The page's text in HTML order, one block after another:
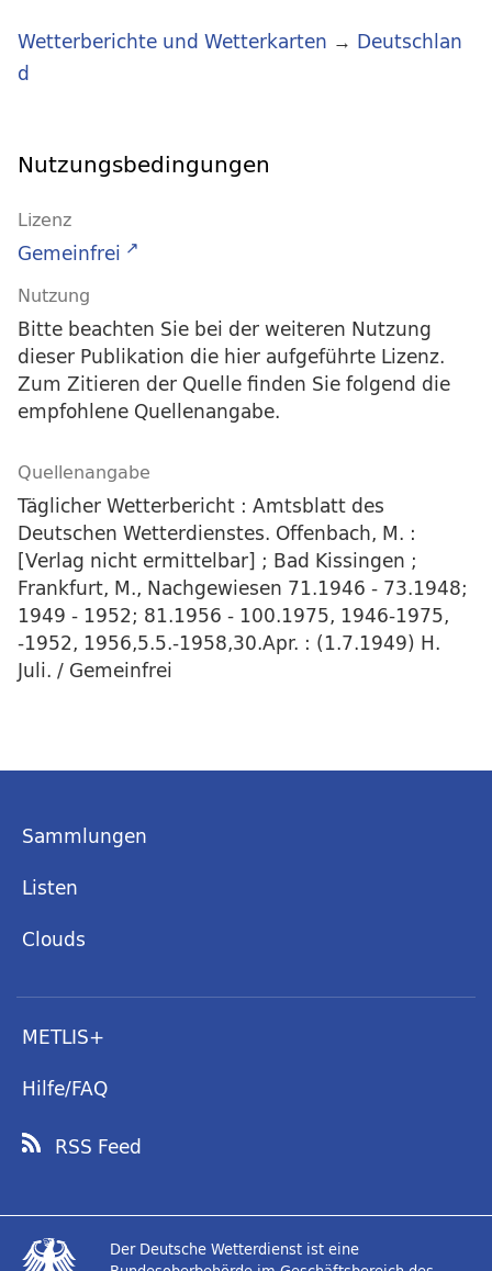
Wetterberichte und Wetterkarten → Deutschlan
d
Nutzungsbedingungen
Lizenz
Gemeinfrei
Nutzung
Bitte beachten Sie bei der weiteren Nutzung
dieser Publikation die hier aufgeführte Lizenz.
Zum Zitieren der Quelle finden Sie folgend die
empfohlene Quellenangabe.
Quellenangabe
Täglicher Wetterbericht : Amtsblatt des
Deutschen Wetterdienstes. Offenbach, M. :
[Verlag nicht ermittelbar] ; Bad Kissingen ;
Frankfurt, M., Nachgewiesen 71.1946 - 73.1948;
1949 - 1952; 81.1956 - 100.1975, 1946-1975,
-1952, 1956,5.5.-1958,30.Apr. : (1.7.1949) H.
Juli. / Gemeinfrei
Sammlungen
Listen
Clouds
METLIS+
Hilfe/FAQ
RSS Feed
Der Deutsche Wetterdienst ist eine